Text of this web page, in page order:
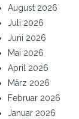
August 2026
Juli 2026
Juni 2026
Mai 2026
April 2026
März 2026
Februar 2026
Januar 2026